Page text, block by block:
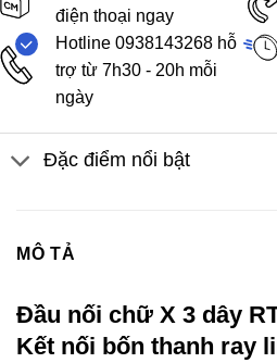
điện thoại ngay
Hotline 0938143268 hỗ
trợ từ 7h30 - 20h mỗi
ngày
Đặc điểm nổi bật
MÔ TẢ
Đầu nối chữ X 3 dây
Kết nối bốn thanh ray